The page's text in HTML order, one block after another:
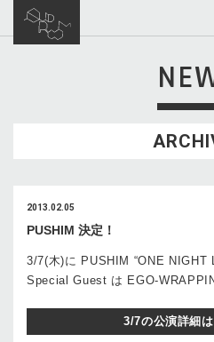
2013.02.05
PUSHIM 決定！
3/7(木)に PUSHIM “ONE NIGHT
Special Guest は EGO-
3/7の公演詳細